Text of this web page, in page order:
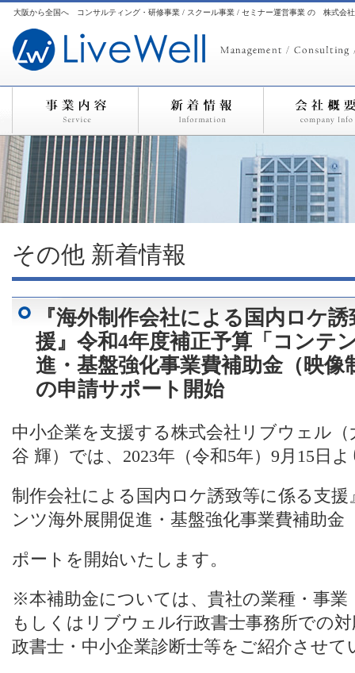
大阪から全国へ コンサルティング・研修事業 / スクール事業 / セミナー運営事業 の 株式会
その他 新着情報
『海外制作会社による国内ロケ
援』令和4年度補正予算「コンテ
進・基盤強化事業費補助金（映像
の申請サポート開始
中小企業を支援する株式会社リブウェル
谷 輝）では、2023年（令和5年）9月15日
制作会社による国内ロケ誘致等に係る支
ンツ海外展開促進・基盤強化事業費補助
ポートを開始いたします。
※本補助金については、貴社の業種・事業
もしくはリブウェル行政書士事務所での
政書士・中小企業診断士等をご紹介させ